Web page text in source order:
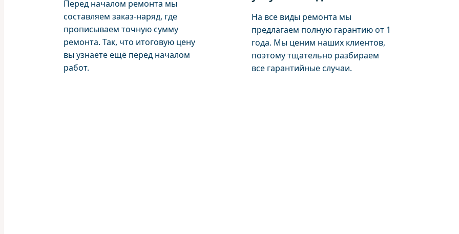
Перед началом ремонта мы
составляем заказ-наряд, где
прописываем точную сумму
ремонта. Так, что итоговую цену
вы узнаете ещё перед началом
работ.
На все виды ремонта мы
предлагаем полную гарантию от 1
года. Мы ценим наших клиентов,
поэтому тщательно разбираем
все гарантийные случаи.